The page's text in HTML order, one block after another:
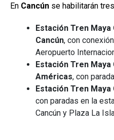
En Cancún se habilitarán
Estación Tren
Cancún, con
Aeropuerto
Estación Tren Maya
Américas, con
Estación Tren
con paradas en la
Cancún y Plaza La